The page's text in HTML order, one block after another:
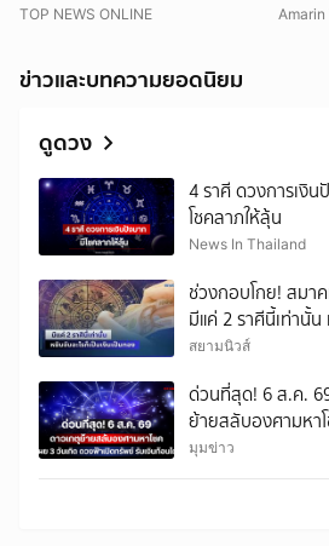
อาหารไทย ดันไทยสู่ศูนย์กลาง
TOP NEWS ONLINE Amarin
ข่าวและบทความยอดนิยม
ดูดวง
4 ราศี ดวงการเงิน
โชคลาภให้ลุ้น
News In Thailand
ช่วงกอบโกย! สมา
มีแค่ 2 ราศีนี้เท่านั้
อะไรก็เป็นเงินเป็นท
สยามนิวส์
ด่วนที่สุด! 6 ส.ค.
ย้ายสลับองศามหา
วันเกิด ดวงฟ้าเปิดท
มุมข่าว